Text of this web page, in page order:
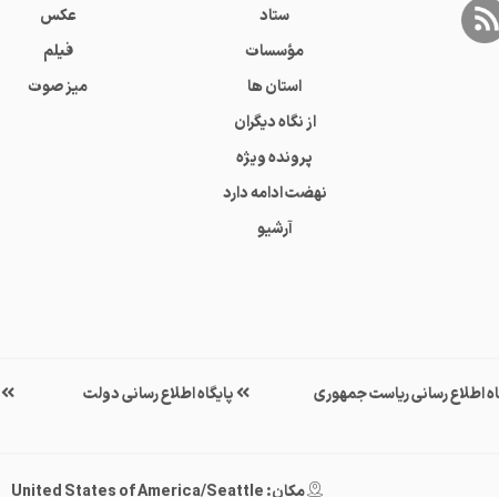
ستاد
مؤسسات
استان ها
از نگاه دیگران
پرونده ویژه
نهضت ادامه دارد
آرشیو
عکس
فیلم
میز صوت
اطلاع رسانی ریاست جمهوری پایگاه اطلاع رسانی دولت